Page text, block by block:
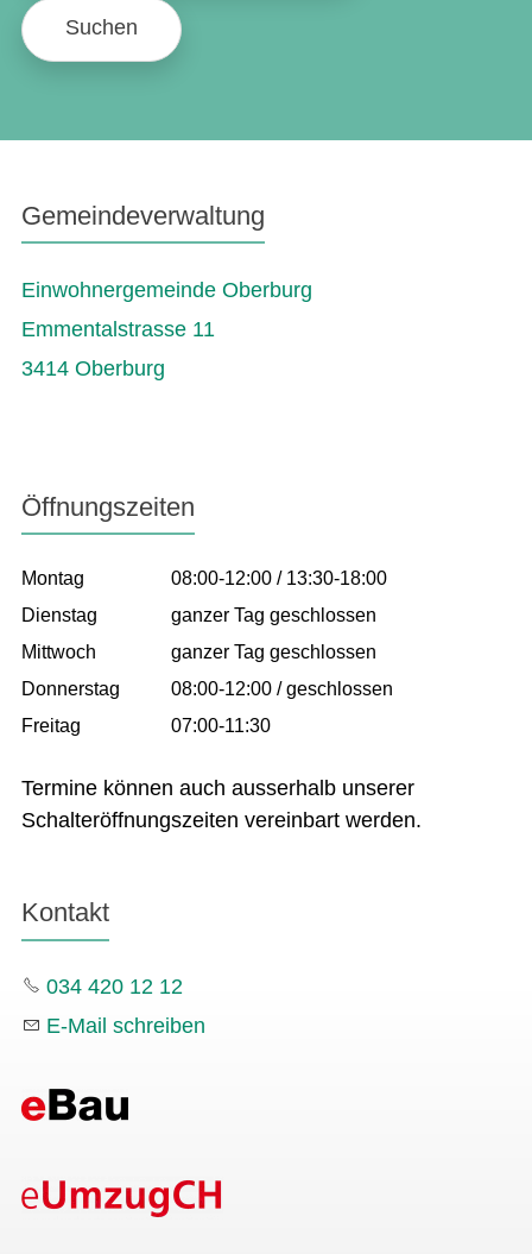
Suchen
Gemeindeverwaltung
Einwohnergemeinde Oberburg
Emmentalstrasse 11
3414 Oberburg
Öffnungszeiten
Montag
08:00-12:00 / 13:30-18:00
Dienstag
ganzer Tag geschlossen
Mittwoch
ganzer Tag geschlossen
Donnerstag
08:00-12:00 / geschlossen
Freitag
07:00-11:30
Termine können auch ausserhalb unserer
Schalteröffnungszeiten vereinbart werden.
Kontakt
034 420 12 12
E-Mail schreiben